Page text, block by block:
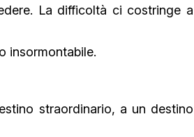
La difficoltà ci costringe a
insormontabile.
straordinario, a un destino